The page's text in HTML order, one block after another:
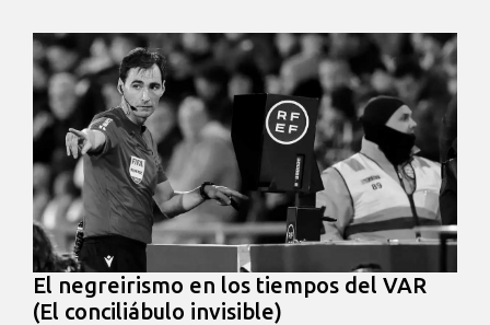
El negreirismo en los tiempos del VAR
(El conciliábulo invisible)